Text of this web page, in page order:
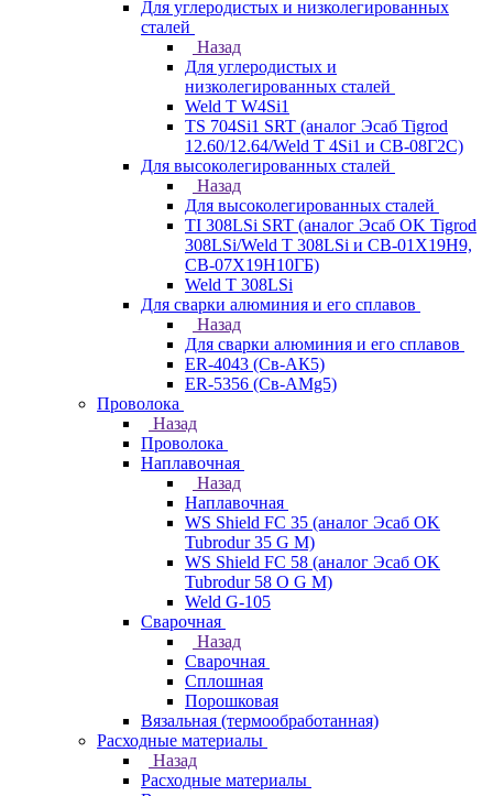
Для углеродистых и низколегированных
сталей
Назад
Для углеродистых и
низколегированных сталей
Weld T W4Si1
TS 704Si1 SRT (аналог Эсаб Tigrod
12.60/12.64/Weld T 4Si1 и СВ-08Г2С)
Для высоколегированных сталей
Назад
Для высоколегированных сталей
TI 308LSi SRT (аналог Эсаб OK Tigrod
308LSi/Weld T 308LSi и СВ-01Х19Н9,
СВ-07Х19Н10ГБ)
Weld T 308LSi
Для сварки алюминия и его сплавов
Назад
Для сварки алюминия и его сплавов
ER-4043 (Св-АК5)
ER-5356 (Св-АМg5)
Проволока
Назад
Проволока
Наплавочная
Назад
Наплавочная
WS Shield FC 35 (аналог Эсаб OK
Tubrodur 35 G M)
WS Shield FC 58 (аналог Эсаб OK
Tubrodur 58 O G M)
Weld G-105
Сварочная
Назад
Сварочная
Сплошная
Порошковая
Вязальная (термообработанная)
Расходные материалы
Назад
Расходные материалы